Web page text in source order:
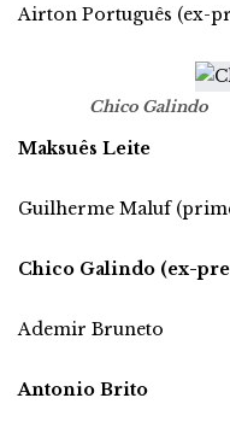
Airton Português (ex-
Chico Galindo
Maksuês Leite
Guilherme Maluf
Chico Galindo (ex-
Ademir Bruneto
Antonio Brito